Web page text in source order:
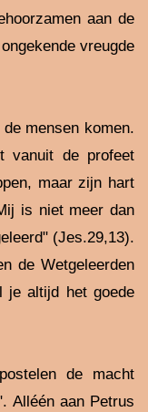
aan de
vreugde
mensen komen.
vanuit de profeet
maar zijn hart
is niet meer dan
(Jes.29,13).
de Wetgeleerden
je altijd het goede
de macht
Alléén aan Petrus